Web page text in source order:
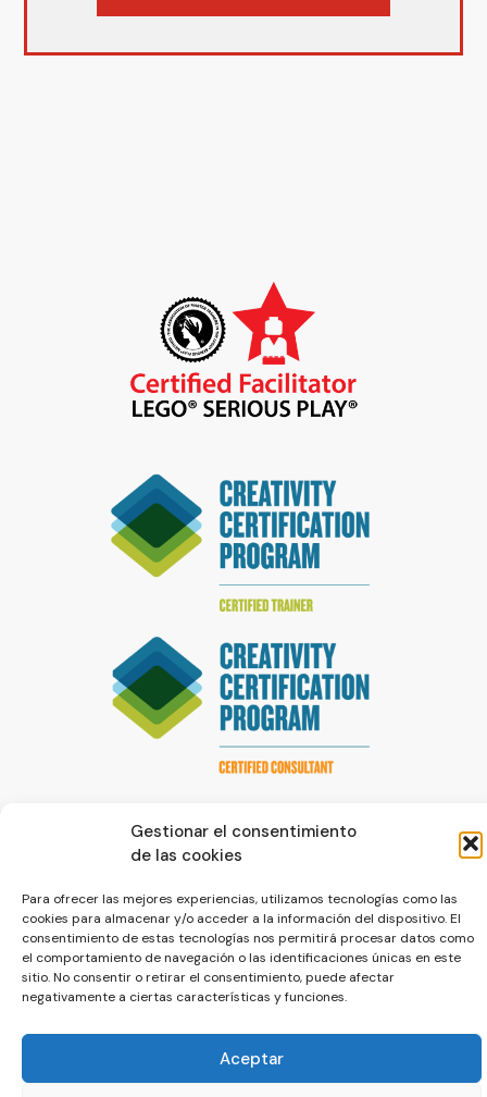
Gestionar el consentimiento
de las cookies
Para ofrecer las mejores experiencias, utilizamos tecnologías como las
cookies para almacenar y/o acceder a la información del dispositivo. El
consentimiento de estas tecnologías nos permitirá procesar datos como
el comportamiento de navegación o las identificaciones únicas en este
sitio. No consentir o retirar el consentimiento, puede afectar
negativamente a ciertas características y funciones.
Aceptar
© La Servilleta - El Blog de Paco Prieto
Política de cookiesPolítica de privacidad